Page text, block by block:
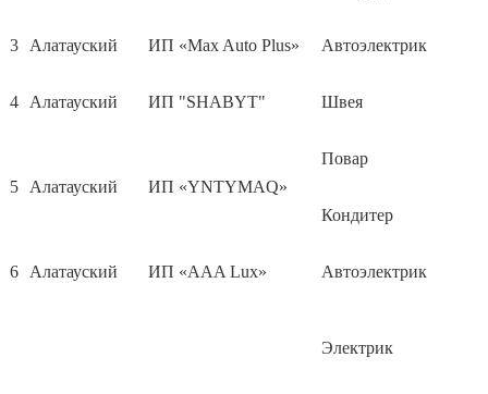
3 Алатауский ИП «Max Auto Plus» Автоэлектрик
4 Алатауский ИП "SHABYT" Швея
5 Алатауский ИП «YNTYMAQ»
Повар
Кондитер
6 Алатауский ИП «AAA Lux» Автоэлектрик
Электрик